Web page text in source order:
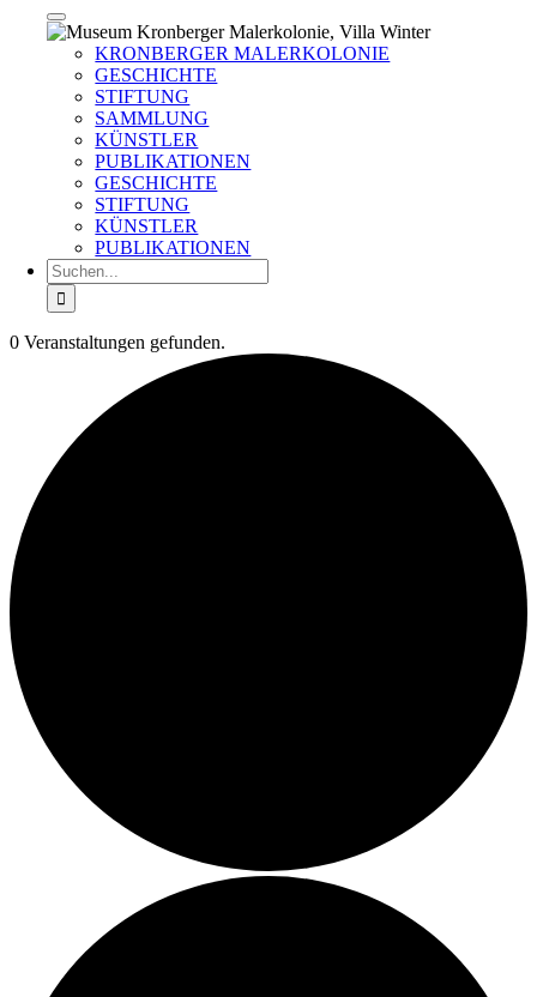
KRONBERGER MALERKOLONIE
GESCHICHTE
STIFTUNG
SAMMLUNG
KÜNSTLER
PUBLIKATIONEN
GESCHICHTE
STIFTUNG
KÜNSTLER
PUBLIKATIONEN
Suche
nach:
0 Veranstaltungen gefunden.